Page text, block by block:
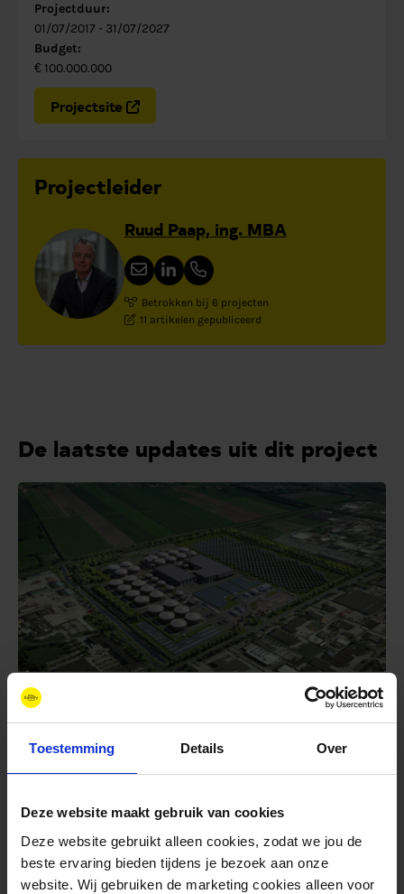
Toestemming Details Over
Deze website maakt gebruik van cookies
Deze website gebruikt alleen cookies, zodat we jou de
beste ervaring bieden tijdens je bezoek aan onze
website. Wij gebruiken de marketing cookies alleen voor
Projectduur:
01/07/2017 - 31/07/2027
Budget:
€ 100.000.000
Projectsite
Projectleider
Ruud Paap, ing. MBA
Betrokken bij 6 projecten
11 artikelen gepubliceerd
De laatste updates uit dit project
GZI Next: intentie voor
waterstoffabriek in Emmen
getekend